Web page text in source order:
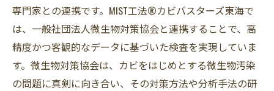
専門家との連携です。MIST工法®カビバスターズ東海で
は、一般社団法人微生物対策協会と連携することで、高
精度かつ客観的なデータに基づいた検査を実現していま
す。微生物対策協会は、カビをはじめとする微生物汚染
の問題に真剣に向き合い、その対策方法や分析手法の研